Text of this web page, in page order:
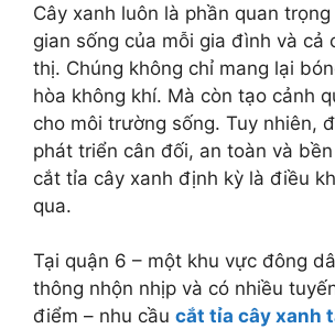
Cây xanh luôn là phần quan
gian sống của mỗi gia đình và cả
thị. Chúng không chỉ mang lại
hòa không khí. Mà còn tạo cảnh
cho môi trường sống. Tuy nhiên,
phát triển cân đối, an toàn và
cắt tỉa cây xanh định kỳ là điều
qua.
Tại quận 6 – một khu vực đông
thông nhộn nhịp và có nhiều
điểm – nhu cầu cắt tỉa cây xanh